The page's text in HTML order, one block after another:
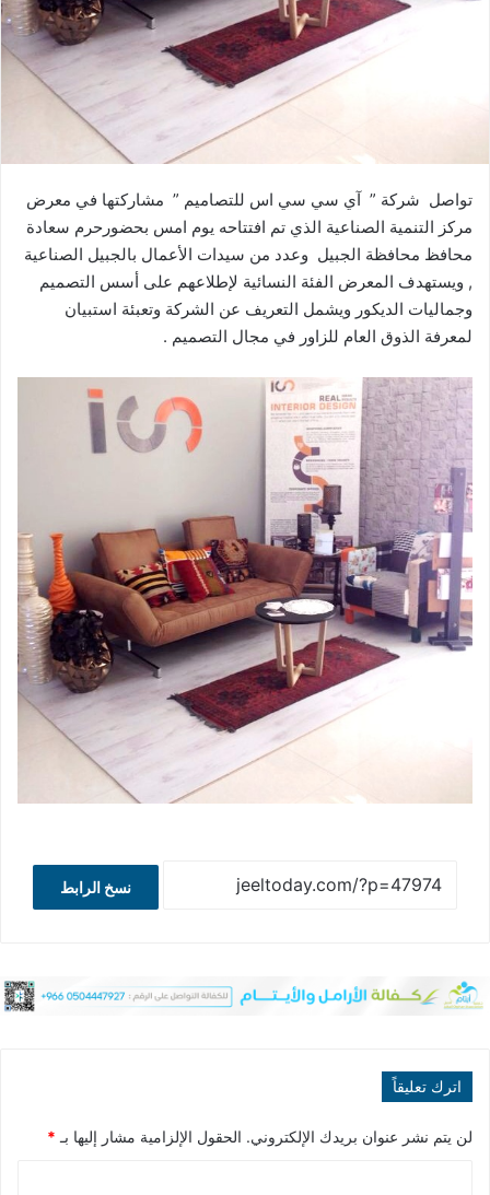
تواصل شركة ” آي سي سي اس للتصاميم ” مشاركتها في معرض
مركز التنمية الصناعية الذي تم افتتاحه يوم امس بحضورحرم سعادة
محافظ محافظة الجبيل وعدد من سيدات الأعمال بالجبيل الصناعية
, ويستهدف المعرض الفئة النسائية لإطلاعهم على أسس التصميم
وجماليات الديكور ويشمل التعريف عن الشركة وتعبئة استبيان
لمعرفة الذوق العام للزاور في مجال التصميم .
نسخ الرابط
اترك تعليقاً
لن يتم نشر عنوان بريدك الإلكتروني. الحقول الإلزامية مشار إليها بـ *